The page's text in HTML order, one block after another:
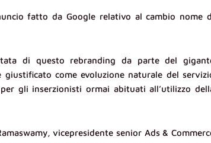
fatto da Google relativo al cambio nome
di questo rebranding da parte del
come evoluzione naturale del
gli inserzionisti ormai abituati all’utilizzo
vicepresidente senior Ads &